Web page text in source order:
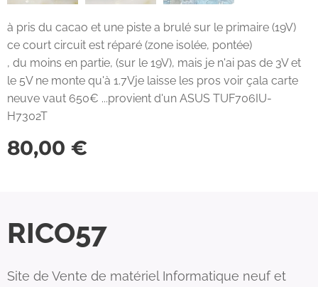
à pris du cacao et une piste a brulé sur le primaire (19V)
ce court circuit est réparé (zone isolée, pontée)
, du moins en partie, (sur le 19V), mais je n'ai pas de 3V et
le 5V ne monte qu'à 1.7Vje laisse les pros voir çala carte
neuve vaut 650€ ...provient d'un ASUS TUF706IU-
H7302T
80,00 €
RICO57
Site de Vente de matériel Informatique neuf et